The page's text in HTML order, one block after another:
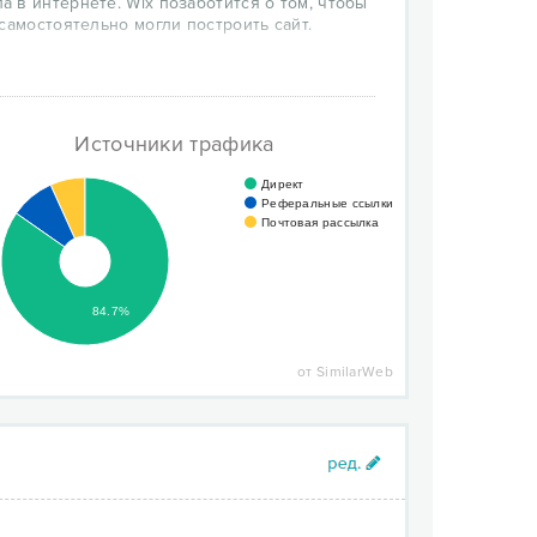
могли построить сайт.
и предлагает более 500 дизайнерских
сайты совершенно бесплатно.
Источники трафика
Директ
Реферальные ссылки
Почтовая рассылка
84.7%
от SimilarWeb